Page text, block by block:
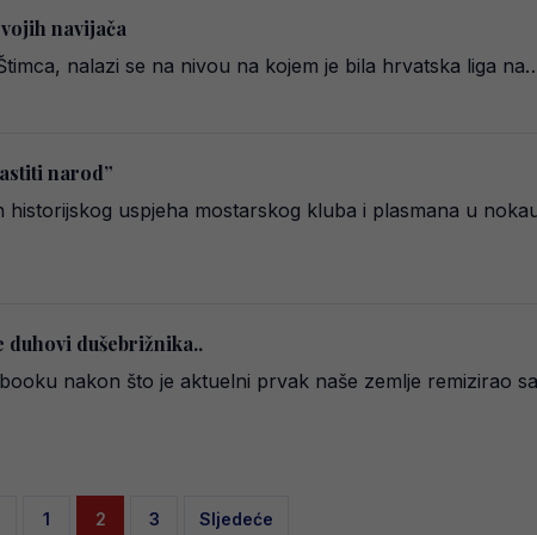
navijača
nalazi se na nivou na kojem je bila hrvatska liga
narod”
uspjeha mostarskog kluba i plasmana u
dušebrižnika..
nakon što je aktuelni prvak naše zemlje remizirao
1 2 3 Sljedeće